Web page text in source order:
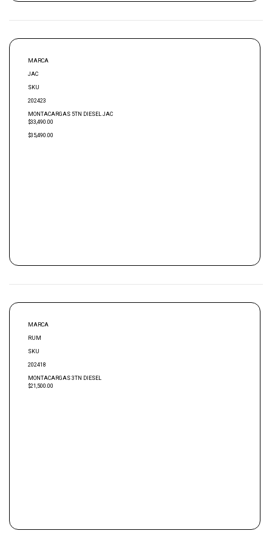
MARCA
JAC
SKU
202423
MONTACARGAS 5TN DIESEL JAC
$33,490.00
$35,490.00
MARCA
RUM
SKU
202418
MONTACARGAS 3TN DIESEL
$21,500.00